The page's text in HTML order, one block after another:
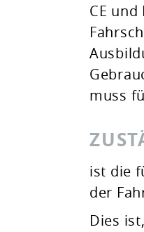
CE
muss
ist die
der
Dies ist,